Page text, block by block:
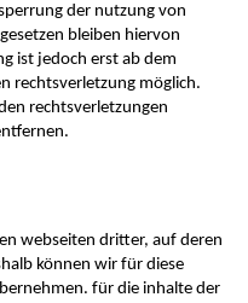
der nutzung von
bleiben hiervon
ist jedoch erst ab dem
rechtsverletzung möglich.
rechtsverletzungen
webseiten dritter, auf deren
können wir für diese
für die inhalte der